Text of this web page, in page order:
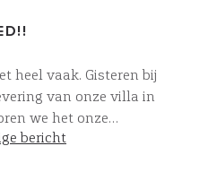
heel vaak. Gisteren bij
van onze villa in
we het onze
weer zeggen "Het
bericht